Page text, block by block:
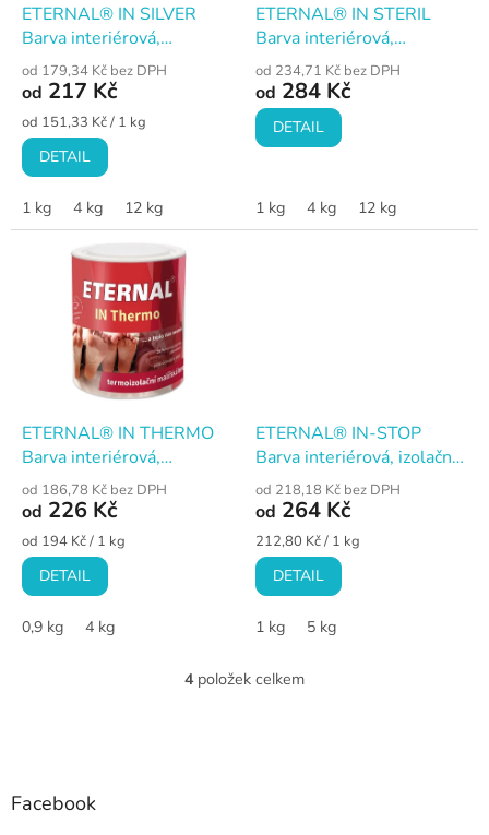
ETERNAL® IN SILVER
Barva interiérová,
antibakteriální, s obsahem
stříbra, omyvatelná
od 179,34 Kč bez DPH
od 217 Kč
Měrná
cena:
od 151,33 Kč / 1 kg
DETAIL
1 kg 4 kg 12 kg
ETERNAL® IN STERIL
Barva interiérová,
omyvatelná, protiplísňová,
bílá
od 234,71 Kč bez DPH
od 284 Kč
DETAIL
1 kg 4 kg 12 kg
ETERNAL® IN THERMO
Barva interiérová,
termoizolační,
protiplísňová, bílá, 4 kg
od 186,78 Kč bez DPH
od 226 Kč
Měrná
cena:
od 194 Kč / 1 kg
DETAIL
0,9 kg 4 kg
ETERNAL® IN-STOP
Barva interiérová, izolační
na skvrny, bílá
od 218,18 Kč bez DPH
od 264 Kč
Měrná
cena:
212,80 Kč / 1 kg
DETAIL
1 kg 5 kg
O
4položek celkem
Facebook